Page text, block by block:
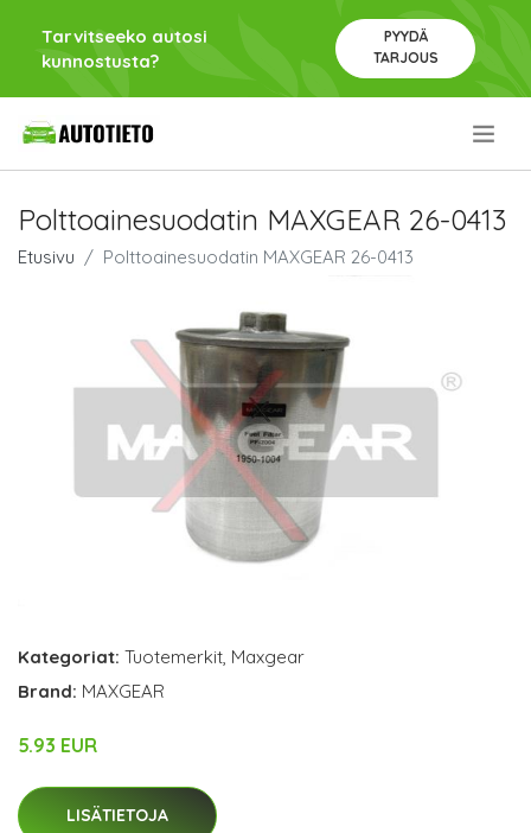
Tarvitseeko autosi
kunnostusta?
PYYDÄ
TARJOUS
Polttoainesuodatin MAXGEAR 26-0413
Etusivu Polttoainesuodatin MAXGEAR 26-0413
Kategoriat: Tuotemerkit, Maxgear
Brand: MAXGEAR
5.93 EUR
LISÄTIETOJA